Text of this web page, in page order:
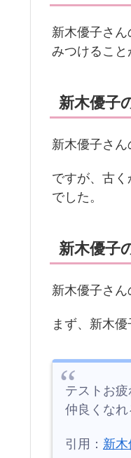
新木優子さ
みつけること
新木優子
新木優子さん
ですが、古
でした。
新木優子
新木優子さん
まず、新木
テストお
仲良くな
引用： 新